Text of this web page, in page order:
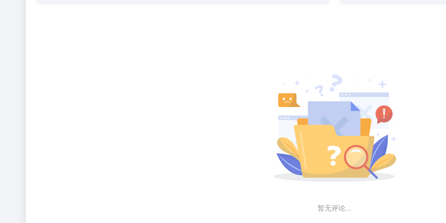
暂无评论...